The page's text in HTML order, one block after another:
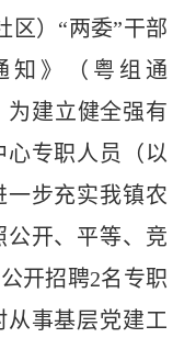
区）“两委”干部
知》（粤组通
建立健全强有
专职人员（ 以
一步充实我镇农
开、平等、竞
开招聘2名 专职
从事基层党建工